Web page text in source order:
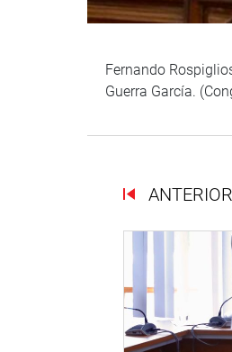
Fernando
Guerra García.
ANTERIOR